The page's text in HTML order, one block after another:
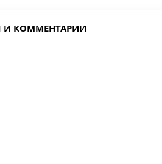
И КОММЕНТАРИИ